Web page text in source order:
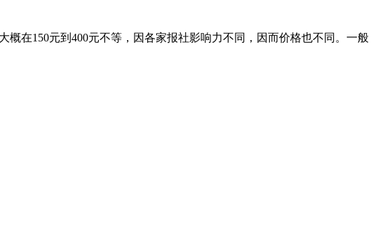
在150元到400元不等，因各家报社影响力不同，因而价格也不同。一般